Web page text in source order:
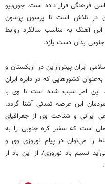
فرهنگی قرار داده است. جون‌پیو
در تلاش است تا پرسون پرسون
این آهنگ به مناسب سالگرد روابط
بدان دست یازد.
ایران پیش‌ازاین در ازبکستان و
کشورهایی که در دایره ایران
امر سبب شده است تا وی با
این عرصه تمدنی آشنا گردد.
ایرانی و شناخت وی از جغرافیای
است که سفیر کره جنوبی را به
را می‌توان در پیام نوروزی وی و
نسیم باد نوروزی/ از این باد ار